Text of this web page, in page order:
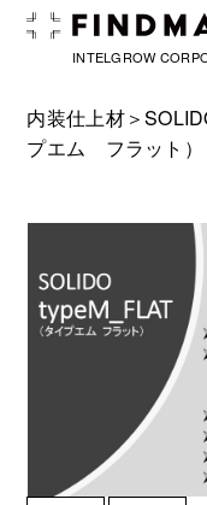
INTELGROW
内装仕上材＞
プエム フラット）